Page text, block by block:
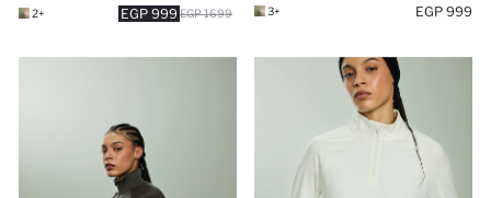
999 EGP
+3
999 EGP 1699 EGP
+2